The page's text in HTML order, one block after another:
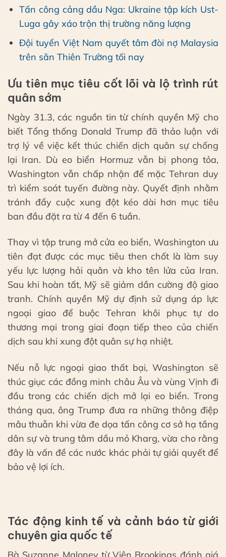
Tấn công cảng dầu Nga: Ukraine tập kích Ust-
Luga gây xáo trộn thị trường năng lượng
Đội tuyển Việt Nam quyết tâm đòi nợ Malaysia
trên sân Thiên Trường tối nay
Ưu tiên mục tiêu cốt lõi và lộ trình rút
quân sớm
Ngày 31.3, các nguồn tin từ chính quyền Mỹ cho
biết Tổng thống Donald Trump đã thảo luận với
trợ lý về việc kết thúc chiến dịch quân sự chống
lại Iran. Dù eo biển Hormuz vẫn bị phong tỏa,
Washington vẫn chấp nhận để mặc Tehran duy
trì kiểm soát tuyến đường này. Quyết định nhằm
tránh đẩy cuộc xung đột kéo dài hơn mục tiêu
ban đầu đặt ra từ 4 đến 6 tuần.
Thay vì tập trung mở cửa eo biển, Washington ưu
tiên đạt được các mục tiêu then chốt là làm suy
yếu lực lượng hải quân và kho tên lửa của Iran.
Sau khi hoàn tất, Mỹ sẽ giảm dần cường độ giao
tranh. Chính quyền Mỹ dự định sử dụng áp lực
ngoại giao để buộc Tehran khôi phục tự do
thương mại trong giai đoạn tiếp theo của chiến
dịch sau khi xung đột quân sự hạ nhiệt.
Nếu nỗ lực ngoại giao thất bại, Washington sẽ
thúc giục các đồng minh châu Âu và vùng Vịnh đi
đầu trong các chiến dịch mở lại eo biển. Trong
tháng qua, ông Trump đưa ra những thông điệp
mâu thuẫn khi vừa đe dọa tấn công cơ sở hạ tầng
dân sự và trung tâm dầu mỏ Kharg, vừa cho rằng
đây là vấn đề các nước khác phải tự giải quyết để
bảo vệ lợi ích.
Tác động kinh tế và cảnh báo từ giới
chuyên gia quốc tế
Bà Suzanne Maloney từ Viện Brookings đánh giá